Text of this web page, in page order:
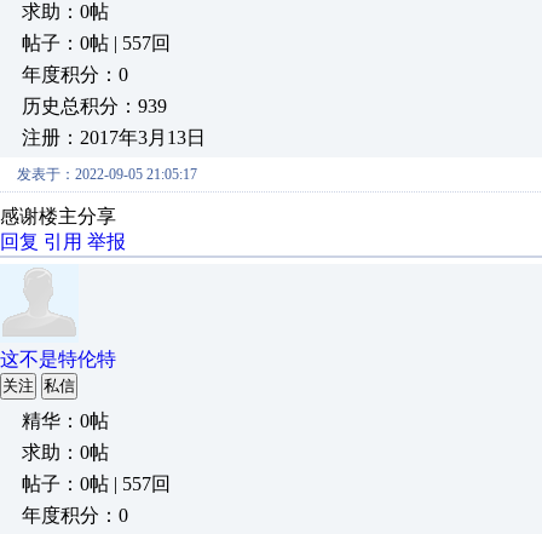
求助：0帖
帖子：0帖 | 557回
年度积分：0
历史总积分：939
注册：2017年3月13日
发表于：2022-09-05 21:05:17
感谢楼主分享
回复 引用 举报
这不是特伦特
关注 私信
精华：0帖
求助：0帖
帖子：0帖 | 557回
年度积分：0